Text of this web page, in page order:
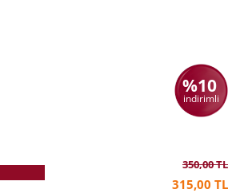
%10
indirimli
350,00 TL
315,00 TL